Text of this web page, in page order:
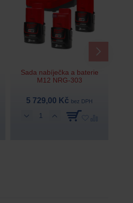
Sada nabíječka a baterie
M12 NRG-303
5 729,00 Kč bez DPH